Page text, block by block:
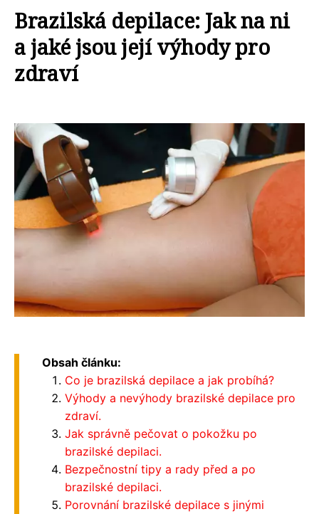
Brazilská depilace: Jak na ni
a jaké jsou její výhody pro
zdraví
Obsah článku:
Co je brazilská depilace a jak probíhá?
Výhody a nevýhody brazilské depilace pro
zdraví.
Jak správně pečovat o pokožku po
brazilské depilaci.
Bezpečnostní tipy a rady před a po
brazilské depilaci.
Porovnání brazilské depilace s jinými